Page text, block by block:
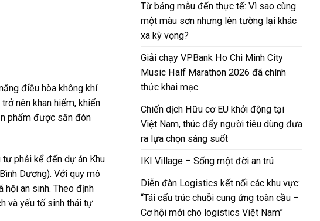
điều hòa không khí
nên khan hiếm, khiến
phẩm được săn đón
phải kể đến dự án Khu
Dương). Với quy mô
hội an sinh. Theo định
và yếu tố sinh thái tự
Từ bảng mẫu đến thực tế: Vì sao cùng
một màu sơn nhưng lên tường lại khác
xa kỳ vọng?
Giải chạy VPBank Ho Chi Minh City
Music Half Marathon 2026 đã chính
thức khai mạc
Chiến dịch Hữu cơ EU khởi động tại
Việt Nam, thúc đẩy người tiêu dùng đưa
ra lựa chọn sáng suốt
IKI Village – Sống một đời an trú
Diễn đàn Logistics kết nối các khu vực:
“Tái cấu trúc chuỗi cung ứng toàn cầu –
Cơ hội mới cho logistics Việt Nam”